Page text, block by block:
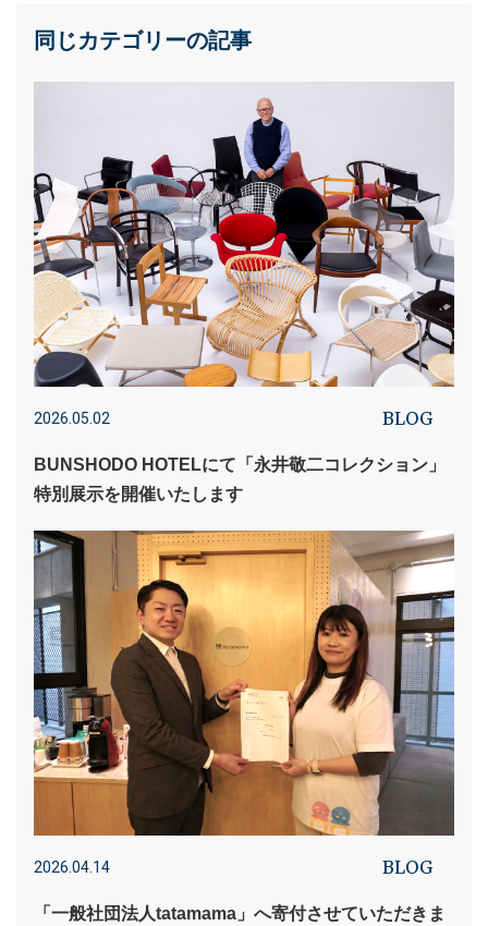
同じカテゴリーの記事
2026.05.02 BLOG
BUNSHODO HOTELにて「永井敬二コレクション」
特別展示を開催いたします
2026.04.14 BLOG
「一般社団法人tatamama」へ寄付させていただきま